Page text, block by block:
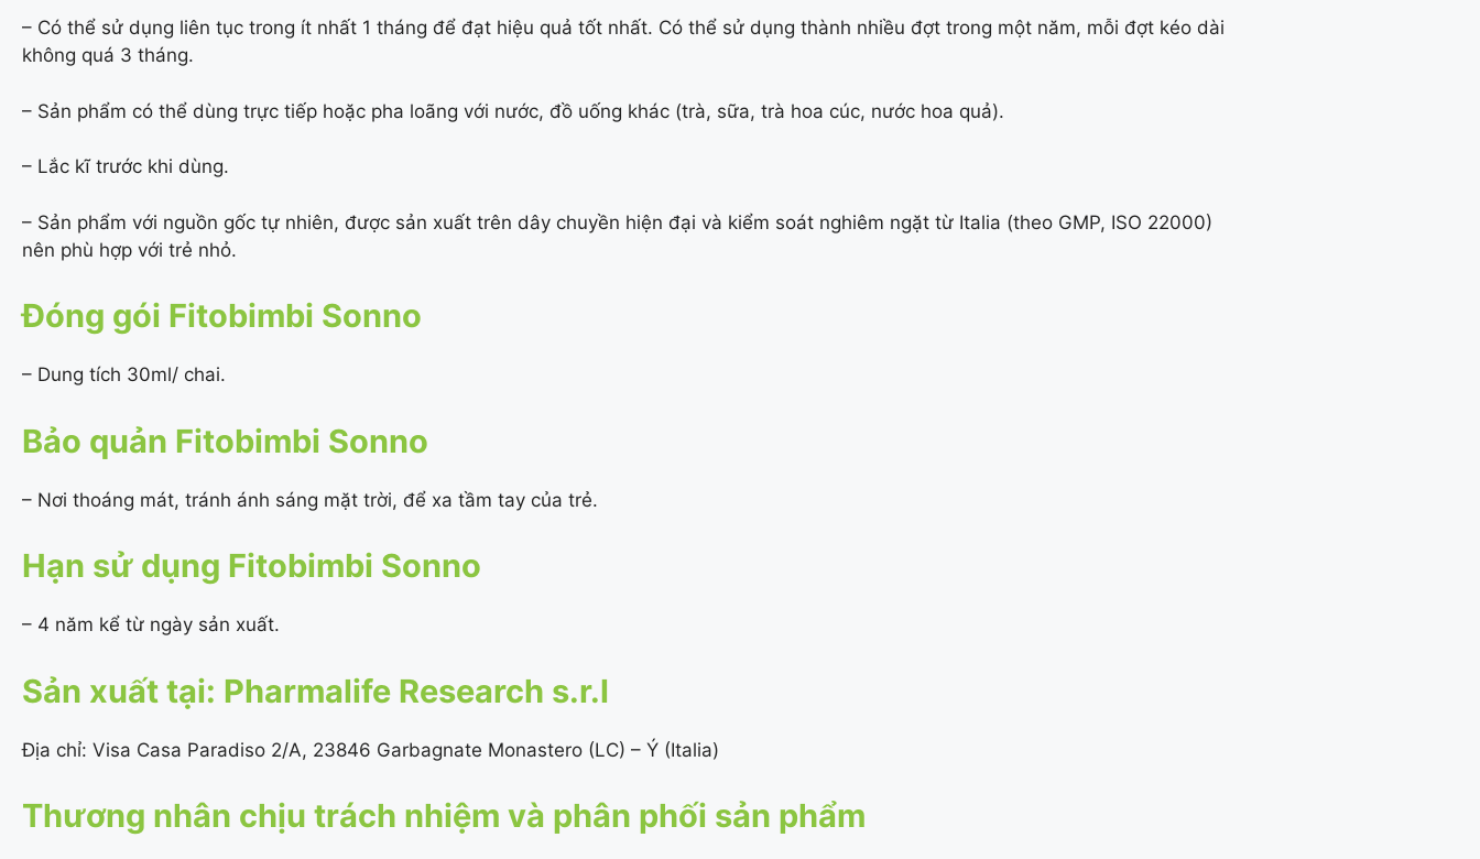
– Có thể sử dụng liên tục trong ít nhất 1 tháng để đạt hiệu quả tốt nhất. Có thể sử dụng thành nhiều đợt trong một năm, mỗi đợt kéo dài
không quá 3 tháng.
– Sản phẩm có thể dùng trực tiếp hoặc pha loãng với nước, đồ uống khác (trà, sữa, trà hoa cúc, nước hoa quả).
– Lắc kĩ trước khi dùng.
– Sản phẩm với nguồn gốc tự nhiên, được sản xuất trên dây chuyền hiện đại và kiểm soát nghiêm ngặt từ Italia (theo GMP, ISO 22000)
nên phù hợp với trẻ nhỏ.
Đóng gói Fitobimbi Sonno
– Dung tích 30ml/ chai.
Bảo quản Fitobimbi Sonno
– Nơi thoáng mát, tránh ánh sáng mặt trời, để xa tầm tay của trẻ.
Hạn sử dụng Fitobimbi Sonno
– 4 năm kể từ ngày sản xuất.
Sản xuất tại: Pharmalife Research s.r.l
Địa chỉ: Visa Casa Paradiso 2/A, 23846 Garbagnate Monastero (LC) – Ý (Italia)
Thương nhân chịu trách nhiệm và phân phối sản phẩm